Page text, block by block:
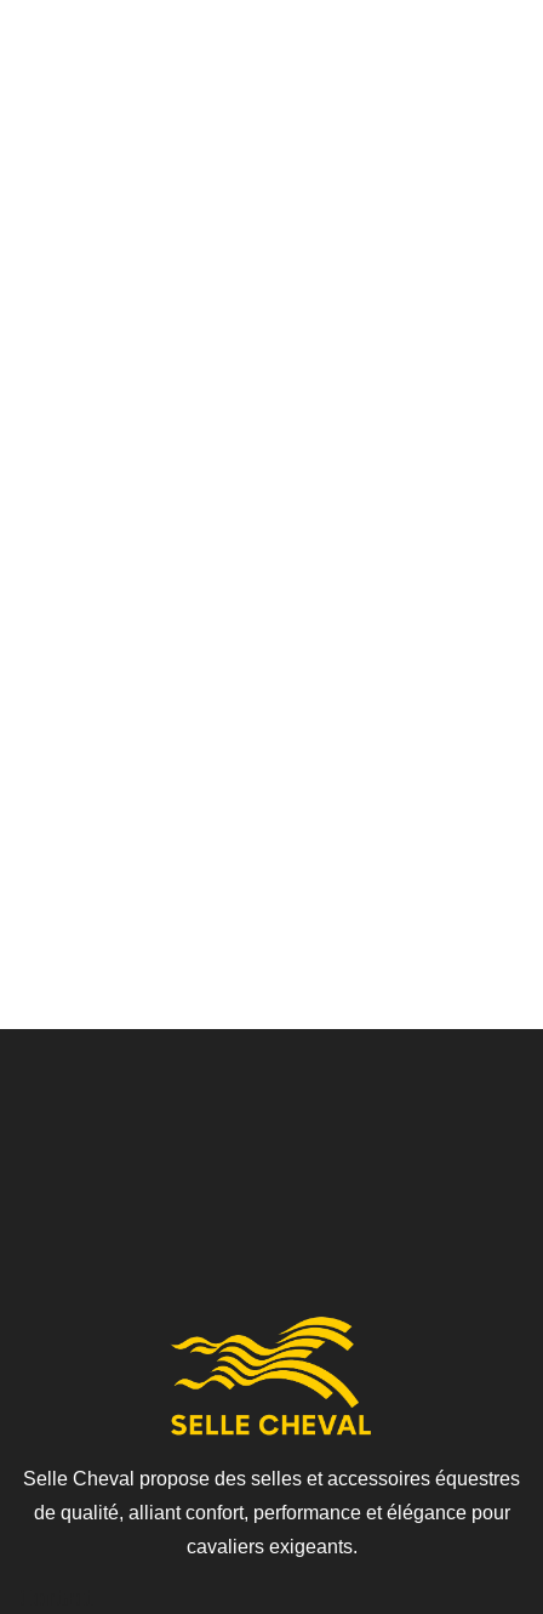
Selle Cheval propose des selles et accessoires équestres
de qualité, alliant confort, performance et élégance pour
cavaliers exigeants.